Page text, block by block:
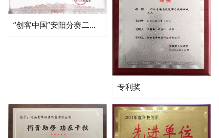
“创客中国”安阳分赛二等奖
专利奖